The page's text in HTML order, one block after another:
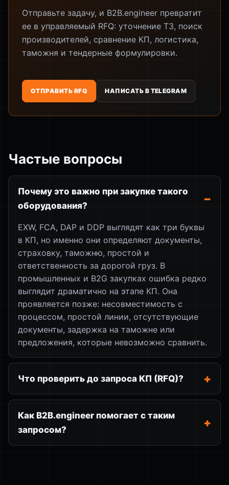
Отправьте задачу, и B2B.engineer превратит
ее в управляемый RFQ: уточнение ТЗ, поиск
производителей, сравнение КП, логистика,
таможня и тендерные формулировки.
ОТПРАВИТЬ RFQ НАПИСАТЬ В TELEGRAM
Частые вопросы
Почему это важно при закупке такого
оборудования?
EXW, FCA, DAP и DDP выглядят как три буквы
в КП, но именно они определяют документы,
страховку, таможню, простой и
ответственность за дорогой груз. В
промышленных и B2G закупках ошибка редко
выглядит драматично на этапе КП. Она
проявляется позже: несовместимость с
процессом, простой линии, отсутствующие
документы, задержка на таможне или
предложения, которые невозможно сравнить.
Что проверить до запроса КП (RFQ)?
Как B2B.engineer помогает с таким
запросом?